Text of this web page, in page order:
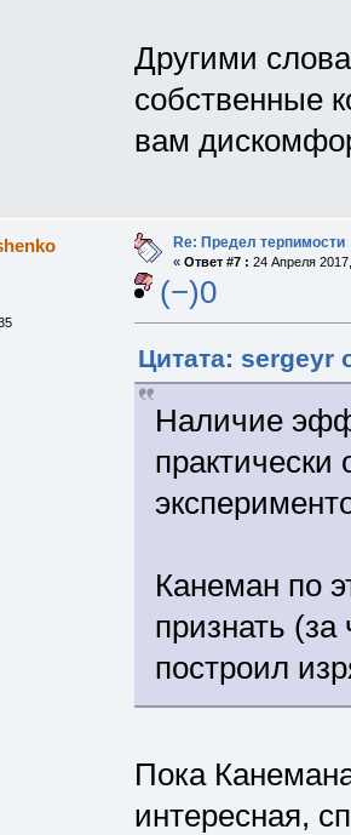
Другими
собственные
вам
Re: Предел терпимости
« Ответ #7 : 24 Апреля
(−)0
Цитата: sergeyr
Наличие
практически
Канеман по
признать
построил
Пока
интересная,